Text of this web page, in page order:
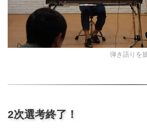
弾き語りを
2次選考終了！